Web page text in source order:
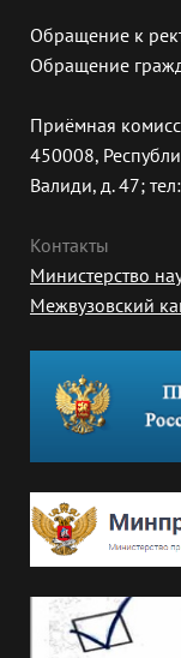
Обращение к
Обращение
Приёмная
450008,
Валиди, д. 47;
Контакты
Министерство
Межвузовский